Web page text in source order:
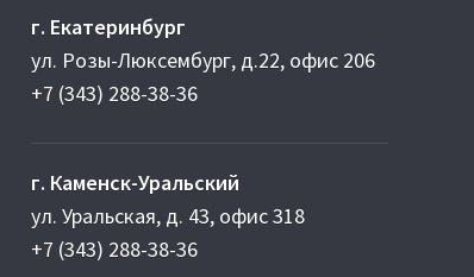
г. Екатеринбург
ул. Розы-Люксембург, д.22, офис 206
+7 (343) 288-38-36
г. Каменск-Уральский
ул. Уральская, д. 43, офис 318
+7 (343) 288-38-36